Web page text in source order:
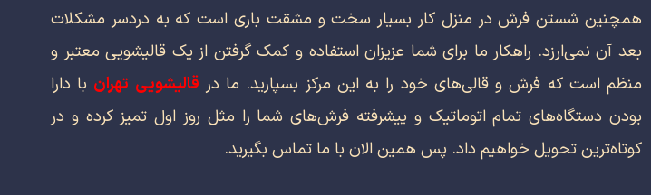
همچنین شستن فرش در منزل کار بسیار سخت و مشقت باری است که به دردسر مشکلات
بعد آن نمی‌ارزد. راهکار ما برای شما عزیزان استفاده و کمک گرفتن از یک قالیشویی معتبر و
منظم است که فرش و قالی‌های خود را به این مرکز بسپارید. ما در قالیشویی تهران با دارا
بودن دستگاه‌های تمام اتوماتیک و پیشرفته فرش‌های شما را مثل روز اول تمیز کرده و در
کوتاه‌ترین تحویل خواهیم داد. پس همین الان با ما تماس بگیرید.